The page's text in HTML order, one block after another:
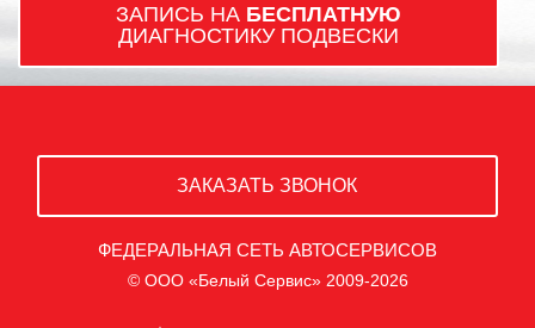
ЗАПИСЬ НА БЕСПЛАТНУЮ
ДИАГНОСТИКУ ПОДВЕСКИ
ЗАКАЗАТЬ ЗВОНОК
ФЕДЕРАЛЬНАЯ СЕТЬ АВТОСЕРВИСОВ
© ООО «Белый Сервис» 2009-2026